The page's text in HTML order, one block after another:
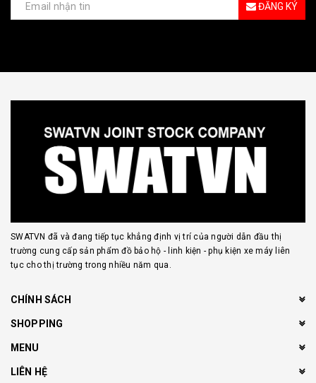
ĐĂNG KÝ
SWATVN đã và đang tiếp tục khẳng định vị trí của người dẫn đầu thị
trường cung cấp sản phẩm đồ bảo hộ - linh kiện - phụ kiện xe máy liên
tục cho thị trường trong nhiều năm qua.
CHÍNH SÁCH
SHOPPING
MENU
LIÊN HỆ